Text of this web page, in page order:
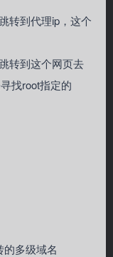
转到代理ip，这个
转到这个网页去
找root指定的
多级域名